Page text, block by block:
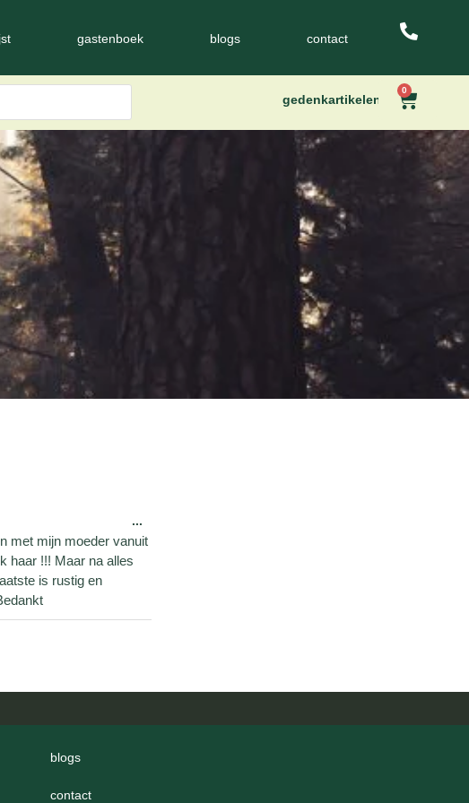
gastenboek blogs contact
gedenkartikelen
0
met mijn moeder vanuit
haar !!! Maar na alles
is rustig en
...
blogs
contact